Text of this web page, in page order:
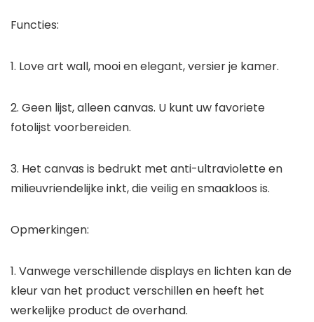
Functies:
1. Love art wall, mooi en elegant, versier je kamer.
2. Geen lijst, alleen canvas. U kunt uw favoriete
fotolijst voorbereiden.
3. Het canvas is bedrukt met anti-ultraviolette en
milieuvriendelijke inkt, die veilig en smaakloos is.
Opmerkingen:
1. Vanwege verschillende displays en lichten kan de
kleur van het product verschillen en heeft het
werkelijke product de overhand.